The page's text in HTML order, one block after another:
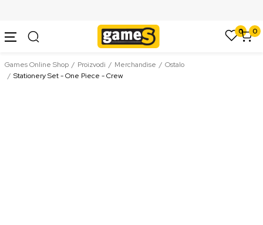
0 0
Games Online Shop Proizvodi Merchandise
Ostalo
Stationery Set - One Piece - Crew